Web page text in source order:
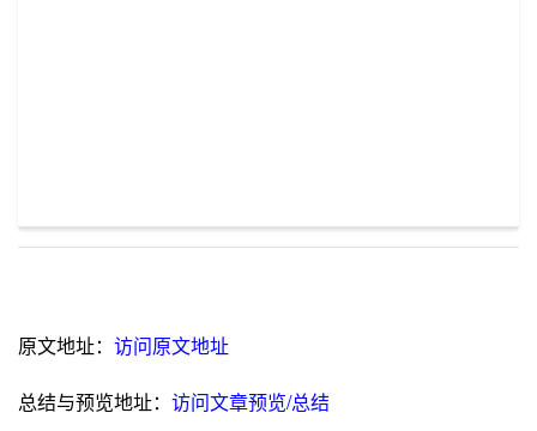
原文地址： 访问原文地址
总结与预览地址： 访问文章预览/总结